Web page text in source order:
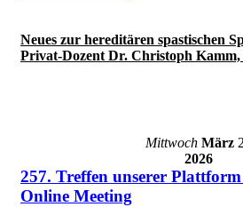
Neues zur hereditären spastischen
Privat-Dozent Dr. Christoph Kamm,
Mittwoch März
2026
257. Treffen unserer
Online Meeting